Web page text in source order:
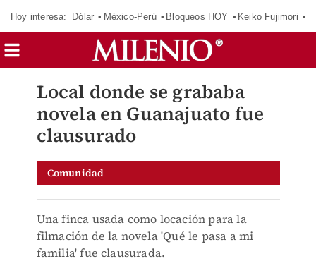
Hoy interesa: Dólar México-Perú Bloqueos HOY Keiko Fujimori
Local donde se grababa
novela en Guanajuato fue
clausurado
Comunidad
Una finca usada como locación para la
filmación de la novela 'Qué le pasa a mi
familia' fue clausurada.